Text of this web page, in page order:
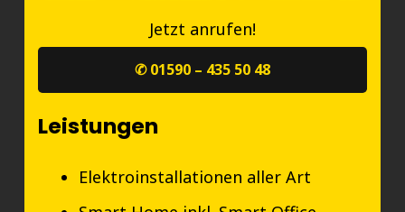
Jetzt anrufen!
✆ 01590 – 435 50 48
Leistungen
Elektroinstallationen aller Art